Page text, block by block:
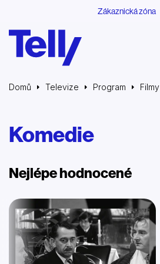
Zákaznická zóna
Domů Televize Program Filmy
Komedie
Nejlépe hodnocené